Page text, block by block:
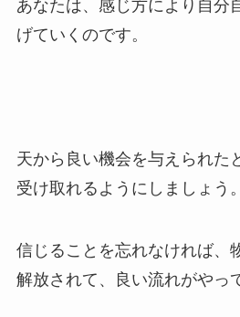
あなたは、感じ方により自分
げていくのです。
天から良い機会を与えられた
受け取れるようにしましょう。
信じることを忘れなければ、
解放されて、良い流れがやっ